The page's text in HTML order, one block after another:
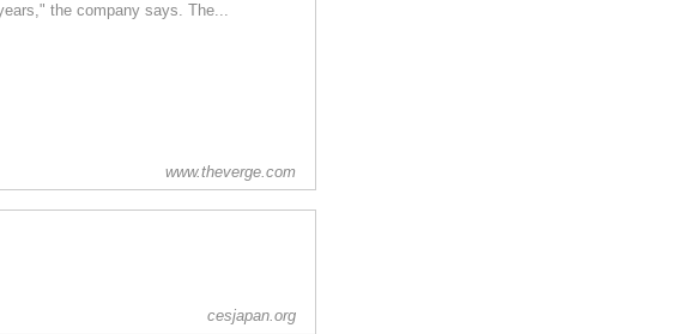
the company says. The...
www.theverge.com
cesjapan.org